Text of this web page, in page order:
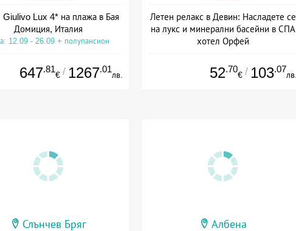
Giulivo Lux 4* на плажа в Бая
Домиция, Италия
12.09 - 26.09 + полупансион
647.81
€ / 1267.01
лв.
Летен релакс в Девин: Насладете се
на лукс и минерални басейни в СПА
хотел Орфей
52.70
€ / 103.07
лв.
Слънчев Бряг Албена